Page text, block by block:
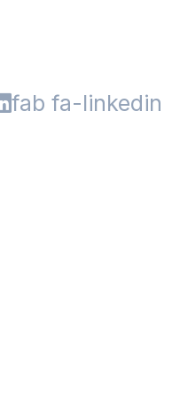
fab fa-linkedin